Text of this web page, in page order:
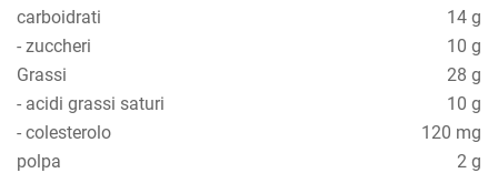
carboidrati
14 g
- zuccheri
10 g
Grassi
28 g
- acidi grassi saturi
10 g
- colesterolo
120 mg
polpa
2 g